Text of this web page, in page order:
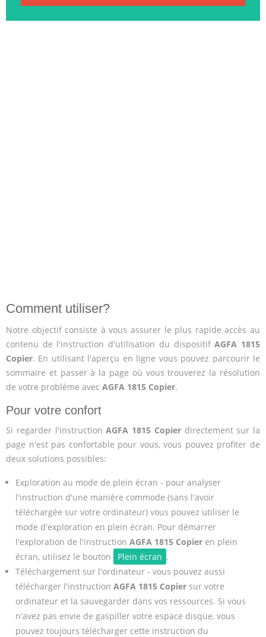
Comment utiliser?
Notre objectif consiste à vous assurer le plus rapide accès au
contenu de l'instruction d'utilisation du dispositifAGFA 1815
Copier. En utilisant l'aperçu en ligne vous pouvez parcourir le
sommaire et passer à la page où vous trouverez la résolution
de votre problème avec AGFA 1815 Copier.
Pour votre confort
Si regarder l'instructionAGFA 1815 Copierdirectement sur la
page n'est pas confortable pour vous, vous pouvez profiter de
deux solutions possibles:
Exploration au mode de plein écran - pour analyser
l'instruction d'une manière commode (sans l'avoir
téléchargée sur votre ordinateur) vous pouvez utiliser le
mode d'exploration en plein écran. Pour démarrer
l'exploration de l'instruction AGFA 1815 Copieren plein
écran, utilisez le bouton
Plein écran .
Téléchargement sur l'ordinateur - vous pouvez aussi
télécharger l'instruction AGFA 1815 Copiersur votre
ordinateur et la sauvegarder dans vos ressources. Si vous
n'avez pas envie de gaspiller votre espace disque, vous
pouvez toujours télécharger cette instruction du